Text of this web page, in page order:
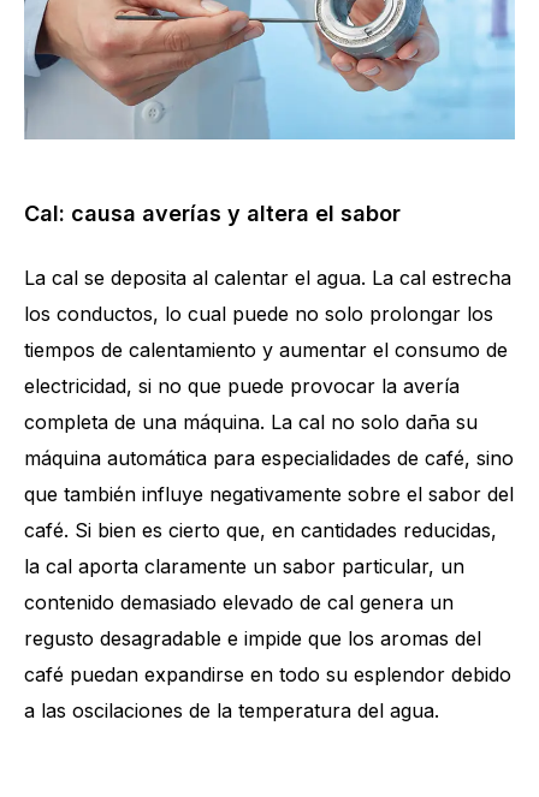
Cal: causa averías y altera el sabor
La cal se deposita al calentar el agua. La cal estrecha
los conductos, lo cual puede no solo prolongar los
tiempos de calentamiento y aumentar el consumo de
electricidad, si no que puede provocar la avería
completa de una máquina. La cal no solo daña su
máquina automática para especialidades de café, sino
que también influye negativamente sobre el sabor del
café. Si bien es cierto que, en cantidades reducidas,
la cal aporta claramente un sabor particular, un
contenido demasiado elevado de cal genera un
regusto desagradable e impide que los aromas del
café puedan expandirse en todo su esplendor debido
a las oscilaciones de la temperatura del agua.